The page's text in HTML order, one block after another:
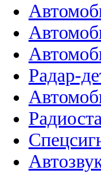
Радар-